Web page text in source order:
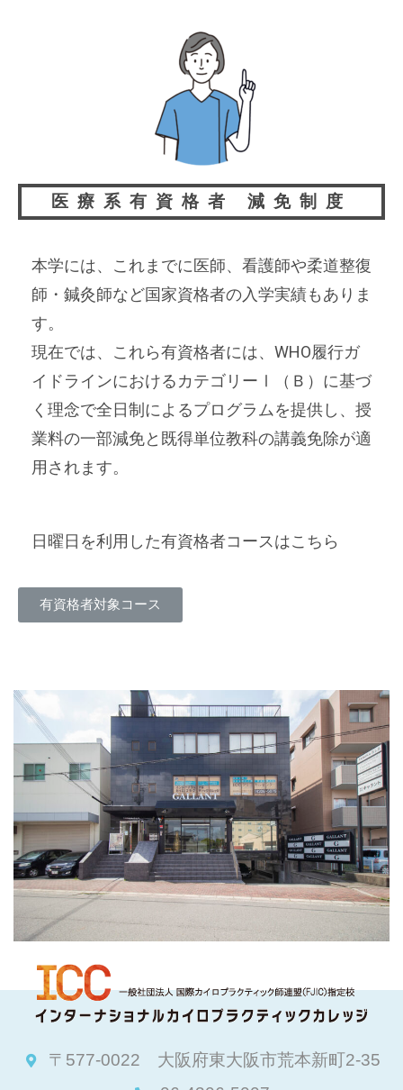
医療系有資格者 減免制度
本学には、これまでに医師、看護師や柔道整復
師・鍼灸師など国家資格者の入学実績もありま
す。
現在では、これら有資格者には、WHO履行ガ
イドラインにおけるカテゴリーⅠ（Ｂ）に基づ
く理念で全日制によるプログラムを提供し、授
業料の一部減免と既得単位教科の講義免除が適
用されます。
日曜日を利用した有資格者コースはこちら
有資格者対象コース
〒577-0022 大阪府東大阪市荒本新町2-35